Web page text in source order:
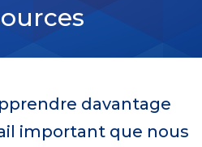
davantage
important que nous